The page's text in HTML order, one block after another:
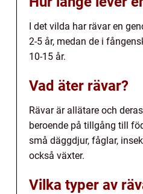
I det vilda har rävar en
2-5 år, medan de i
10-15 år.
Vad äter rävar?
Rävar är allätare och
beroende på tillgång till
små däggdjur, fåglar,
också växter.
Vilka typer av